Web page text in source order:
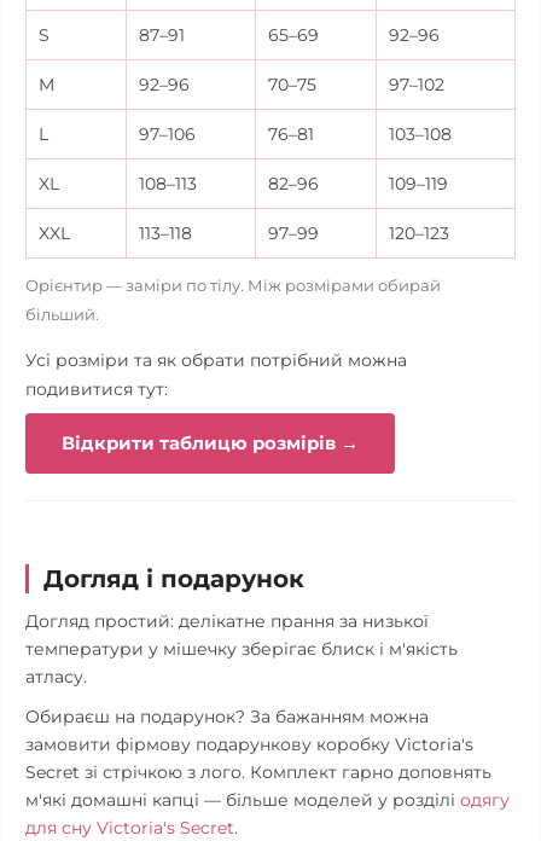
S 87–91 65–69 92–96
M 92–96 70–75 97–102
L 97–106 76–81 103–108
XL 108–113 82–96 109–119
XXL 113–118 97–99 120–123
Орієнтир — заміри по тілу. Між розмірами обирай
більший.
Усі розміри та як обрати потрібний можна
подивитися тут:
Відкрити таблицю розмірів →
Догляд і подарунок
Догляд простий: делікатне прання за низької
температури у мішечку зберігає блиск і м'якість
атласу.
Обираєш на подарунок? За бажанням можна
замовити фірмову подарункову коробку Victoria's
Secret зі стрічкою з лого. Комплект гарно доповнять
м'які домашні капці — більше моделей у розділі одягу
для сну Victoria's Secret.